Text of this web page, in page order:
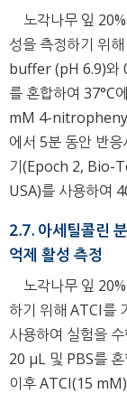
노각나무 잎
성을 측정하기 위
buffer (pH 6.9)와
를 혼합하여 37°C
mM 4-
에서 5분 동안 반
기(Epoch 2, Bio-
USA)를 사용하여
2.7. 아세틸콜린
억제 활성 측정
노각나무 잎
하기 위해 ATCI를
사용하여 실험을
20 μL 및 PBS를
이후 ATCI(15